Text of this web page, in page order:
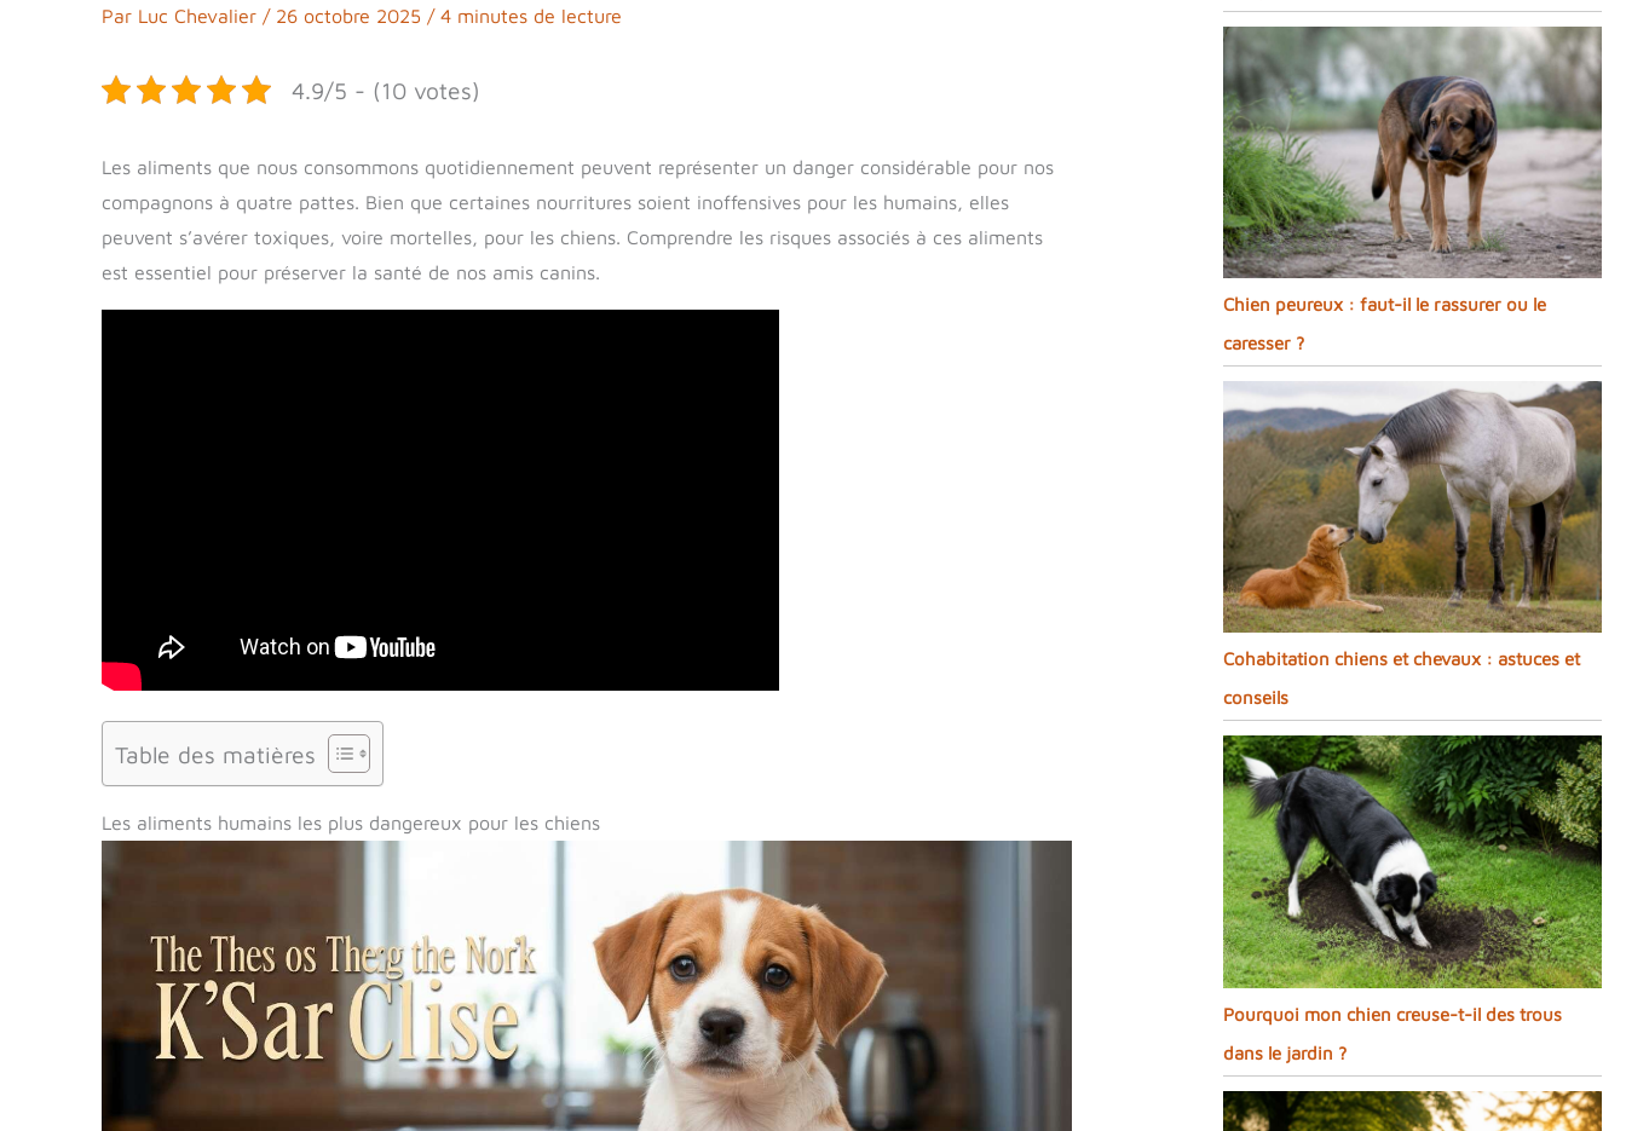
Par Luc Chevalier / 26 octobre 2025 / 4 minutes de lecture
4.9/5 - (10 votes)
Les aliments que nous consommons quotidiennement peuvent représenter un danger considérable pour nos
compagnons à quatre pattes. Bien que certaines nourritures soient inoffensives pour les humains, elles
peuvent s’avérer toxiques, voire mortelles, pour les chiens. Comprendre les risques associés à ces aliments
est essentiel pour préserver la santé de nos amis canins.
Table des matières
Les aliments humains les plus dangereux pour les chiens
Chien peureux : faut-il le rassurer ou le
caresser ?
Cohabitation chiens et chevaux : astuces et
conseils
Pourquoi mon chien creuse-t-il des trous
dans le jardin ?